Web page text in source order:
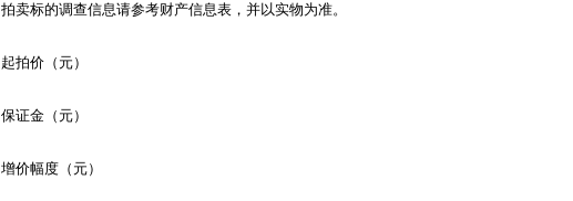
拍卖标的调查信息请参考财产信息表，并以实物为准。
起拍价（元）
保证金（元）
增价幅度（元）